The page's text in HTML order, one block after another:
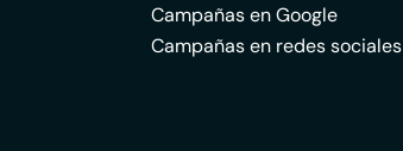
Campañas en Google
Campañas en redes sociales